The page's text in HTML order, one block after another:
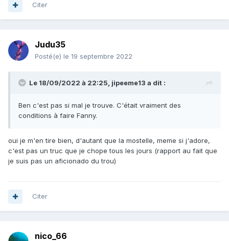
Citer
Judu35
Posté(e) le 19 septembre 2022
Le 18/09/2022 à 22:25, jipeeme13 a dit :
Ben c'est pas si mal je trouve. C'était vraiment des
conditions à faire Fanny.
oui je m'en tire bien, d'autant que la mostelle, meme si j'adore,
c'est pas un truc que je chope tous les jours (rapport au fait que
je suis pas un aficionado du trou)
Citer
nico_66